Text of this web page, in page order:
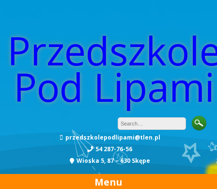
Pod Lipami
przedszkolepodlipami@tlen.pl
54 287-76-56
Wioska 5, 87 – 630 Skępe
Menu